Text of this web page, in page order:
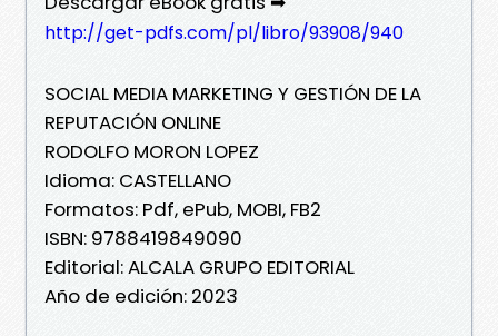
http://get-pdfs.com/pl/libro/93908/940
SOCIAL MEDIA MARKETING Y GESTIÓN DE LA
REPUTACIÓN ONLINE
RODOLFO MORON LOPEZ
Idioma: CASTELLANO
Formatos: Pdf, ePub, MOBI, FB2
ISBN: 9788419849090
Editorial: ALCALA GRUPO EDITORIAL
Año de edición: 2023